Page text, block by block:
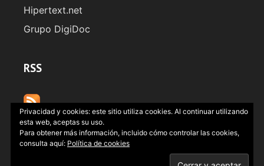
Hipertext.net
Grupo DigiDoc
RSS
Privacidad y cookies: este sitio utiliza cookies. Al continuar utilizando
esta web, aceptas su uso.
Para obtener más información, incluido cómo controlar las cookies,
consulta aquí: Política de cookies